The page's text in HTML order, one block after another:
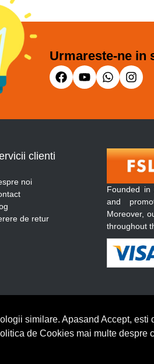
Urmareste-ne in
clienti
noi
de retur
Founded in
and
Moreover,
throughout
similare. Apasand Accept, esti
de Cookies mai multe despre